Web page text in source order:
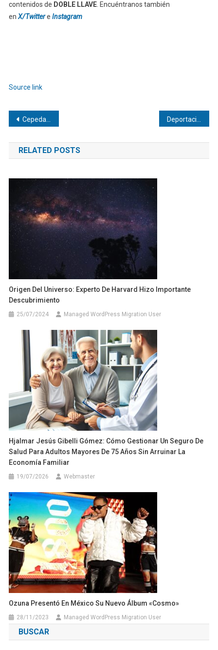
contenidos de DOBLE LLAVE. Encuéntranos también
enX/Twittere Instagram
Source link
Navegación
de
entradas
Cepeda denuncia supuesto plan de «autoatentado» contra De la Espriella Deportaciones, requisas y precios empañan la previa del Mundial
RELATED POSTS
Origen Del Universo: Experto De Harvard Hizo Importante
Descubrimiento
25/07/2024 Managed WordPress Migration User
Hjalmar Jesús Gibelli Gómez: Cómo Gestionar Un Seguro De
Salud Para Adultos Mayores De 75 Años Sin Arruinar La
Economía Familiar
19/07/2026 Webmaster
Ozuna Presentó En México Su Nuevo Álbum «Cosmo»
28/11/2023 Managed WordPress Migration User
BUSCAR